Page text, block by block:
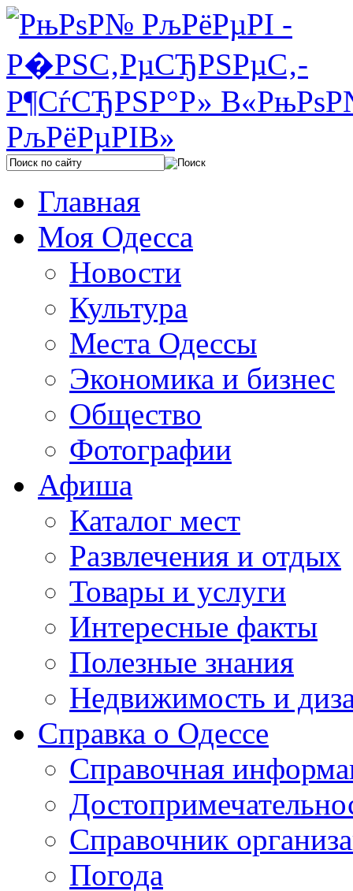
Главная
Моя Одесса
Новости
Культура
Места Одессы
Экономика и бизнес
Общество
Фотографии
Афиша
Каталог мест
Развлечения и отдых
Товары и услуги
Интересные факты
Полезные знания
Недвижимость и
Справка о Одессе
Справочная
Справочник
Погода